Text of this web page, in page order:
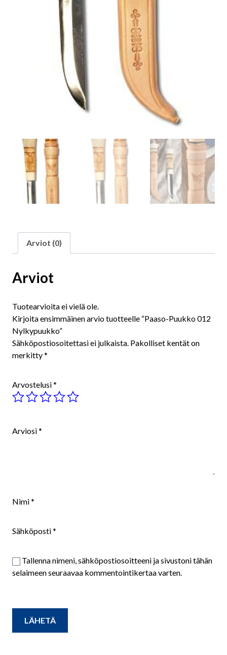
Arviot (0)
Arviot
Tuotearvioita ei vielä ole.
Kirjoita ensimmäinen arvio tuotteelle “Paaso-Puukko 012
Nylkypuukko”
Sähköpostiosoitettasi ei julkaista. Pakolliset kentät on
merkitty*
Arvostelusi*
Arviosi*
Nimi*
Sähköposti*
Tallenna nimeni, sähköpostiosoitteeni ja sivustoni tähän
selaimeen seuraavaa kommentointikertaa varten.